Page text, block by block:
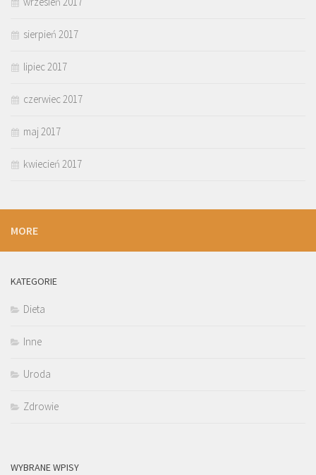
sierpień 2017
lipiec 2017
czerwiec 2017
maj 2017
kwiecień 2017
MORE
KATEGORIE
Dieta
Inne
Uroda
Zdrowie
WYBRANE WPISY